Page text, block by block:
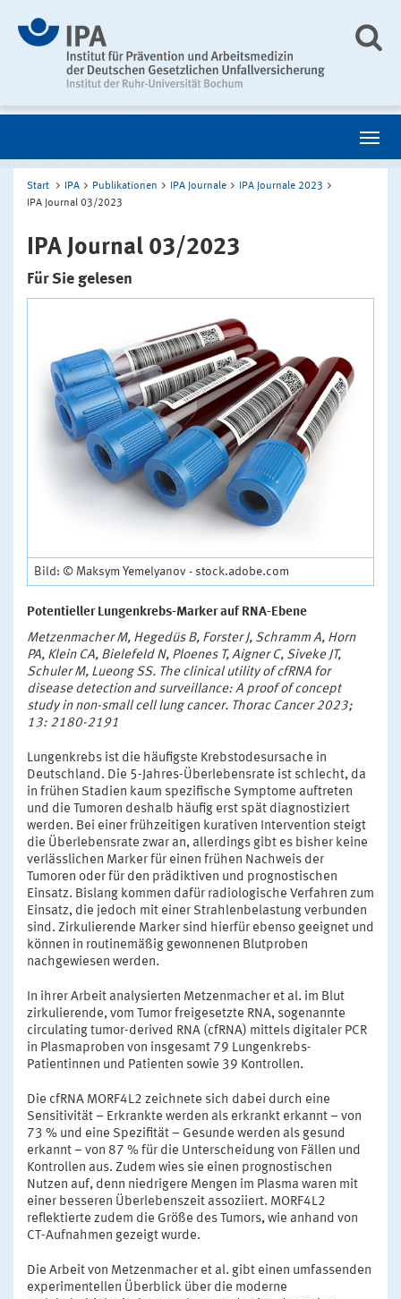
Start IPA Publikationen IPA Journale
IPA Journale 2023
IPA Journal 03/2023
IPA Journal 03/2023
Für Sie gelesen
Bild: © Maksym Yemelyanov - stock.adobe.com
Potentieller Lungenkrebs-Marker auf RNA-Ebene
Metzenmacher M, Hegedüs B, Forster J, Schramm A, Horn
PA, Klein CA, Bielefeld N, Ploenes T, Aigner C, Siveke JT,
Schuler M, Lueong SS. The clinical utility of cfRNA for
disease detection and surveillance: A proof of concept
study in non-small cell lung cancer. Thorac Cancer 2023;
13: 2180-2191
Lungenkrebs ist die häufigste Krebstodesursache in
Deutschland. Die 5-Jahres-Überlebensrate ist schlecht, da
in frühen Stadien kaum spezifische Symptome auftreten
und die Tumoren deshalb häufig erst spät diagnostiziert
werden. Bei einer frühzeitigen kurativen Intervention steigt
die Überlebensrate zwar an, allerdings gibt es bisher keine
verlässlichen Marker für einen frühen Nachweis der
Tumoren oder für den prädiktiven und prognostischen
Einsatz. Bislang kommen dafür radiologische Verfahren zum
Einsatz, die jedoch mit einer Strahlenbelastung verbunden
sind. Zirkulierende Marker sind hierfür ebenso geeignet und
können in routinemäßig gewonnenen Blutproben
nachgewiesen werden.
In ihrer Arbeit analysierten Metzenmacher et al. im Blut
zirkulierende, vom Tumor freigesetzte RNA, sogenannte
circulating tumor-derived RNA (cfRNA) mittels digitaler PCR
in Plasmaproben von insgesamt 79 Lungenkrebs-
Patientinnen und Patienten sowie 39 Kontrollen.
Die cfRNA MORF4L2 zeichnete sich dabei durch eine
Sensitivität – Erkrankte werden als erkrankt erkannt – von
73 % und eine Spezifität – Gesunde werden als gesund
erkannt – von 87 % für die Unterscheidung von Fällen und
Kontrollen aus. Zudem wies sie einen prognostischen
Nutzen auf, denn niedrigere Mengen im Plasma waren mit
einer besseren Überlebenszeit assoziiert. MORF4L2
reflektierte zudem die Größe des Tumors, wie anhand von
CT-Aufnahmen gezeigt wurde.
Die Arbeit von Metzenmacher et al. gibt einen umfassenden
experimentellen Überblick über die moderne